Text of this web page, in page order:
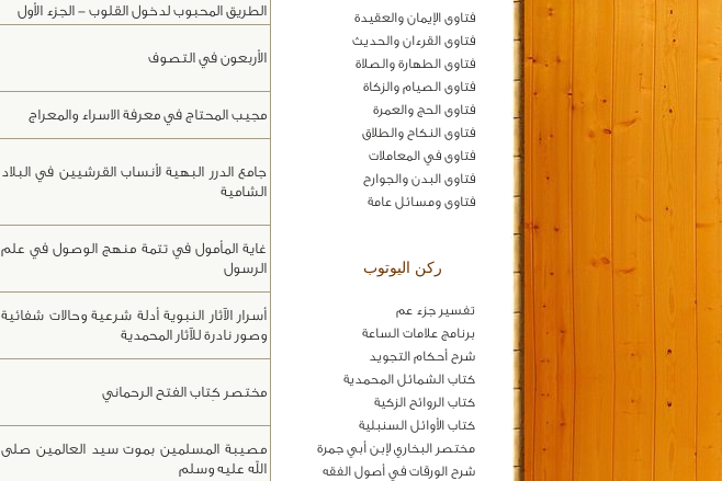
فتاوى الإيمان والعقيدة
فتاوى القرءان والحديث
فتاوى الطهارة والصلاة
فتاوى الصيام والزكاة
فتاوى الحج والعمرة
فتاوى النكاح والطلاق
فتاوى في المعاملات
فتاوى البدن والجوارح
فتاوى ومسائل عامة
ركن اليوتوب
تفسير جزء عم
برنامج علامات الساعة
شرح أحكام التجويد
كتاب الشمائل المحمدية
كتاب الروائح الزكية
كتاب الأوائل السنبلية
مختصر البخاري لإبن أبي جمرة
شرح الورقات في أصول الفقه
الطريق المحبوب لدخول القلوب - الجزء الأول
الأربعون في التصوف
مجيب المحتاج في معرفة الاسراء والمعراج
جامع الدرر البهية لأنساب القرشيين في البلاد
الشامية
غاية المأمول في تتمة منهج الوصول في علم
الرسول
أسرار الآثار النبوية أدلة شرعية وحالات شفائية
وصور نادرة للآثار المحمدية
مختصر كِتاب الفتح الرحماني
مصيبة المسلمين بموت سيد العالمين صلى
الله عليه وسلم